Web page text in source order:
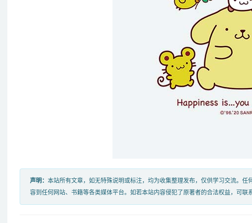
声明： 本站所有文章，如无特殊说明或标注，均为收集整理发布，仅供学习交流。
容到任何网站、书籍等各类媒体平台。如若本站内容侵犯了原著者的合法权益，可联